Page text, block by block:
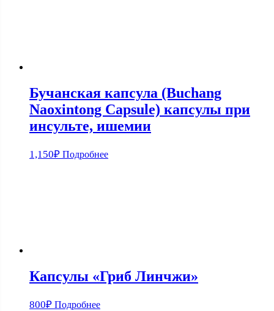
Бучанская капсула (Buchang
Naoxintong Capsule) капсулы при
инсульте, ишемии
1,150₽ Подробнее
Капсулы «Гриб Линчжи»
800₽ Подробнее